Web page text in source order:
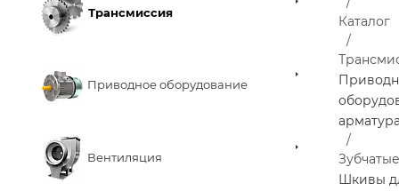
Трансмиссия
Приводное оборудование
Вентиляция
Каталог
арматура
Шкивы